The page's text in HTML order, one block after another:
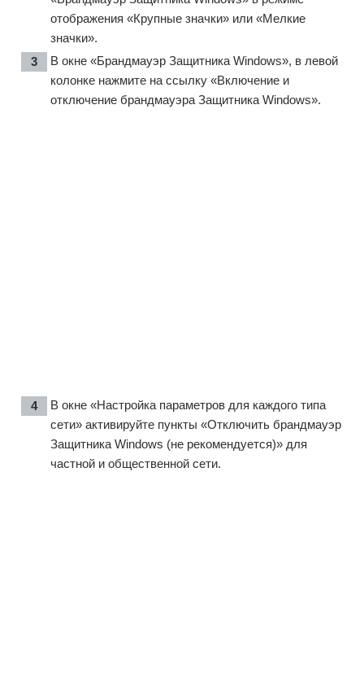
отображения «Крупные значки» или «Мелкие
значки».
В окне «Брандмауэр Защитника Windows», в левой
колонке нажмите на ссылку «Включение и
отключение брандмауэра Защитника Windows».
В окне «Настройка параметров для каждого типа
сети» активируйте пункты «Отключить брандмауэр
Защитника Windows (не рекомендуется)» для
частной и общественной сети.